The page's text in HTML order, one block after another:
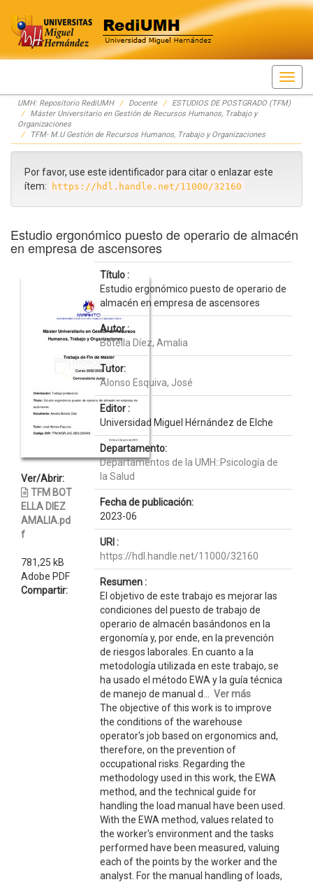
Skip
navigation
UMH: Repositorio RediUMH Docente
ESTUDIOS DE POSTGRADO (TFM)
Máster Universitario en Gestión de Recursos Humanos, Trabajo y
Organizaciones
TFM- M.U Gestión de Recursos Humanos, Trabajo y Organizaciones
Por favor, use este identificador para citar o enlazar este
ítem:
https://hdl.handle.net/11000/32160
Estudio ergonómico puesto de operario de almacén
en empresa de ascensores
Ver/Abrir:
TFM BOT
ELLA DIEZ
AMALIA.pd
f
781,25 kB
Adobe PDF
Compartir:
Título :
Estudio ergonómico puesto de operario de
almacén en empresa de ascensores
Autor :
Botella Díez, Amalia
Tutor:
Alonso Esquiva, José
Editor :
Universidad Miguel Hérnández de Elche
Departamento:
Departamentos de la UMH::Psicología de
la Salud
Fecha de publicación:
2023-06
URI :
https://hdl.handle.net/11000/32160
Resumen :
El objetivo de este trabajo es mejorar las
condiciones del puesto de trabajo de
operario de almacén basándonos en la
ergonomía y, por ende, en la prevención
de riesgos laborales. En cuanto a la
metodología utilizada en este trabajo, se
ha usado el método EWA y la guía técnica
de manejo de manual d... Ver más
The objective of this work is to improve
the conditions of the warehouse
operator's job based on ergonomics and,
therefore, on the prevention of
occupational risks. Regarding the
methodology used in this work, the EWA
method, and the technical guide for
handling the load manual have been used.
With the EWA method, values related to
the worker's environment and the tasks
performed have been measured, valuing
each of the points by the worker and the
analyst. For the manual handling of loads,